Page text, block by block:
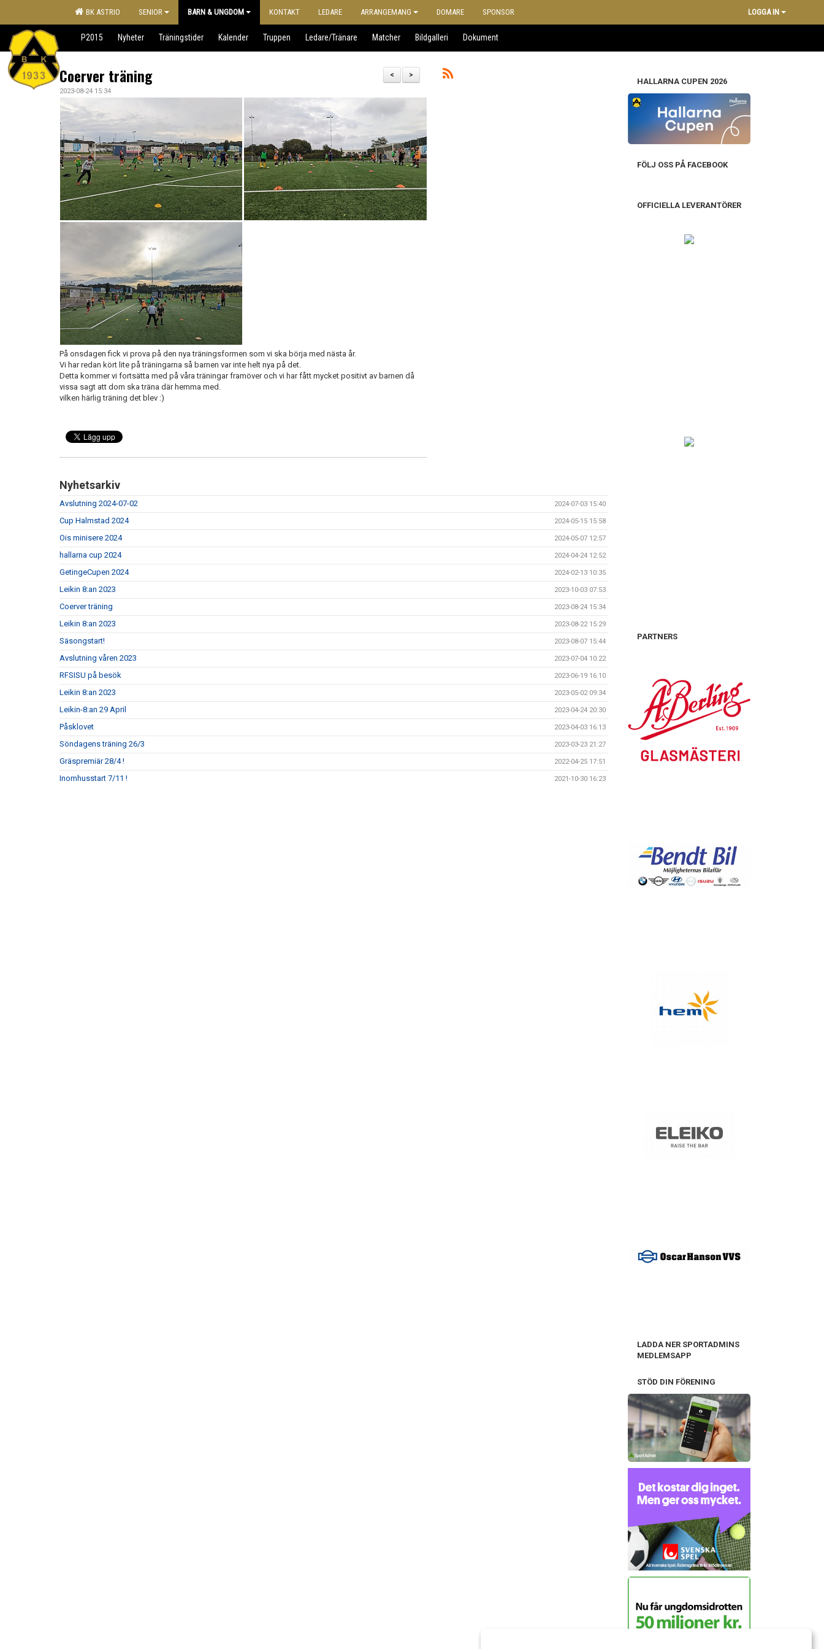
BK ASTRIO SENIOR BARN & UNGDOM KONTAKT LEDARE ARRANGEMANG DOMARE SPONSOR LOGGA IN
P2015 Nyheter Träningstider Kalender Truppen Ledare/Tränare Matcher Bildgalleri Dokument
>
<
Coerver träning
2023-08-24 15:34
På onsdagen fick vi prova på den nya träningsformen som vi ska börja med nästa år.
Vi har redan kört lite på träningarna så barnen var inte helt nya på det.
Detta kommer vi fortsätta med på våra träningar framöver och vi har fått mycket positivt av barnen då
vissa sagt att dom ska träna där hemma med.
vilken härlig träning det blev :)
Nyhetsarkiv
Avslutning 2024-07-02 2024-07-03 15:40
Cup Halmstad 2024 2024-05-15 15:58
Ois minisere 2024 2024-05-07 12:57
hallarna cup 2024 2024-04-24 12:52
GetingeCupen 2024 2024-02-13 10:35
Leikin 8:an 2023 2023-10-03 07:53
Coerver träning 2023-08-24 15:34
Leikin 8:an 2023 2023-08-22 15:29
Säsongstart! 2023-08-07 15:44
Avslutning våren 2023 2023-07-04 10:22
RFSISU på besök 2023-06-19 16:10
Leikin 8:an 2023 2023-05-02 09:34
Leikin-8:an 29 April 2023-04-24 20:30
Påsklovet 2023-04-03 16:13
Söndagens träning 26/3 2023-03-23 21:27
Gräspremiär 28/4 ! 2022-04-25 17:51
Inomhusstart 7/11 ! 2021-10-30 16:23
HALLARNA CUPEN 2026
FÖLJ OSS PÅ FACEBOOK
OFFICIELLA LEVERANTÖRER
PARTNERS
LADDA NER SPORTADMINS
MEDLEMSAPP
STÖD DIN FÖRENING